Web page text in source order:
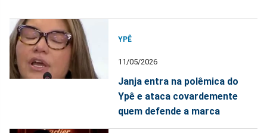
YPÊ
11/05/2026
Janja entra na polêmica do
Ypê e ataca covardemente
quem defende a marca